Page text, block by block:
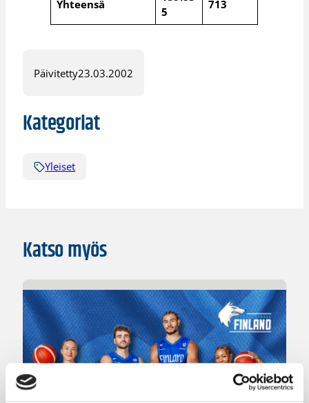
Yhteensä
5
713
Päivitetty23.03.2002
Kategoriat
Yleiset
Katso myös